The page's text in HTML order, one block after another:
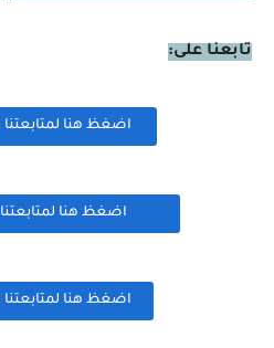
تابعنا على:
اضغظ هنا لمتابعتنا
اضغظ هنا
اضغظ هنا لمتابعتنا